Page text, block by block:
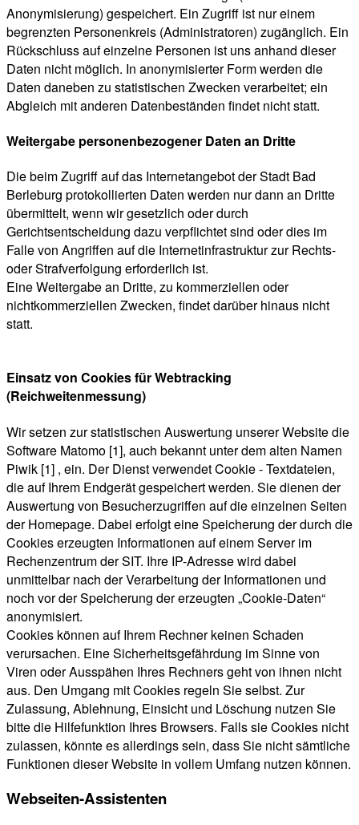
Anonymisierung) gespeichert. Ein Zugriff ist nur einem
begrenzten Personenkreis (Administratoren) zugänglich. Ein
Rückschluss auf einzelne Personen ist uns anhand dieser
Daten nicht möglich. In anonymisierter Form werden die
Daten daneben zu statistischen Zwecken verarbeitet; ein
Abgleich mit anderen Datenbeständen findet nicht statt.
Weitergabe personenbezogener Daten an Dritte
Die beim Zugriff auf das Internetangebot der Stadt Bad
Berleburg protokollierten Daten werden nur dann an Dritte
übermittelt, wenn wir gesetzlich oder durch
Gerichtsentscheidung dazu verpflichtet sind oder dies im
Falle von Angriffen auf die Internetinfrastruktur zur Rechts-
oder Strafverfolgung erforderlich ist.
Eine Weitergabe an Dritte, zu kommerziellen oder
nichtkommerziellen Zwecken, findet darüber hinaus nicht
statt.
Einsatz von Cookies für Webtracking
(Reichweitenmessung)
Wir setzen zur statistischen Auswertung unserer Website die
Software Matomo [1], auch bekannt unter dem alten Namen
Piwik [1] , ein. Der Dienst verwendet Cookie - Textdateien,
die auf Ihrem Endgerät gespeichert werden. Sie dienen der
Auswertung von Besucherzugriffen auf die einzelnen Seiten
der Homepage. Dabei erfolgt eine Speicherung der durch die
Cookies erzeugten Informationen auf einem Server im
Rechenzentrum der SIT. Ihre IP-Adresse wird dabei
unmittelbar nach der Verarbeitung der Informationen und
noch vor der Speicherung der erzeugten „Cookie-Daten“
anonymisiert.
Cookies können auf Ihrem Rechner keinen Schaden
verursachen. Eine Sicherheitsgefährdung im Sinne von
Viren oder Ausspähen Ihres Rechners geht von ihnen nicht
aus. Den Umgang mit Cookies regeln Sie selbst. Zur
Zulassung, Ablehnung, Einsicht und Löschung nutzen Sie
bitte die Hilfefunktion Ihres Browsers. Falls sie Cookies nicht
zulassen, könnte es allerdings sein, dass Sie nicht sämtliche
Funktionen dieser Website in vollem Umfang nutzen können.
Webseiten-Assistenten